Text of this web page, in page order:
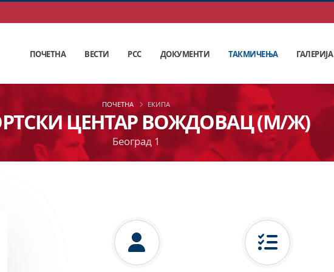
ПОЧЕТНА ВЕСТИ РСС ДОКУМЕНТИ ТАКМИЧЕЊА ГАЛЕРИЈА
ЦЕНТАР ВОЖДОВАЦ (М/Ж)
Београд 1
ПОЧЕТНА ЕКИПА